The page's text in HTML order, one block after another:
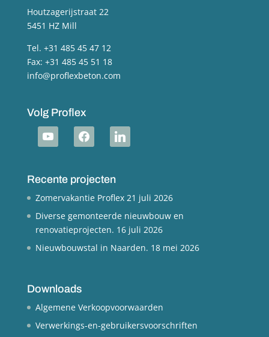
Houtzagerijstraat 22
5451 HZ Mill
Tel. +31 485 45 47 12
Fax: +31 485 45 51 18
info@proflexbeton.com
Volg Proflex
youtube facebook linkedin
Recente projecten
Zomervakantie Proflex 21 juli 2026
Diverse gemonteerde nieuwbouw en
renovatieprojecten. 16 juli 2026
Nieuwbouwstal in Naarden. 18 mei 2026
Downloads
Algemene Verkoopvoorwaarden
Verwerkings-en-gebruikersvoorschriften